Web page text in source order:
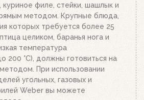
куриное филе, стейки, шашлык и
методом. Крупные блюда,
которых требуется более 25
целиком, баранья нога и
температура
200 °C), должны готовиться на
При использовании
угольных, газовых и
Weber вы можете